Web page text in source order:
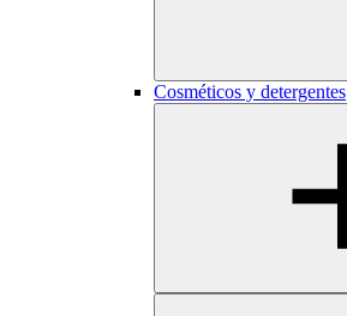
Cosméticos y detergentes